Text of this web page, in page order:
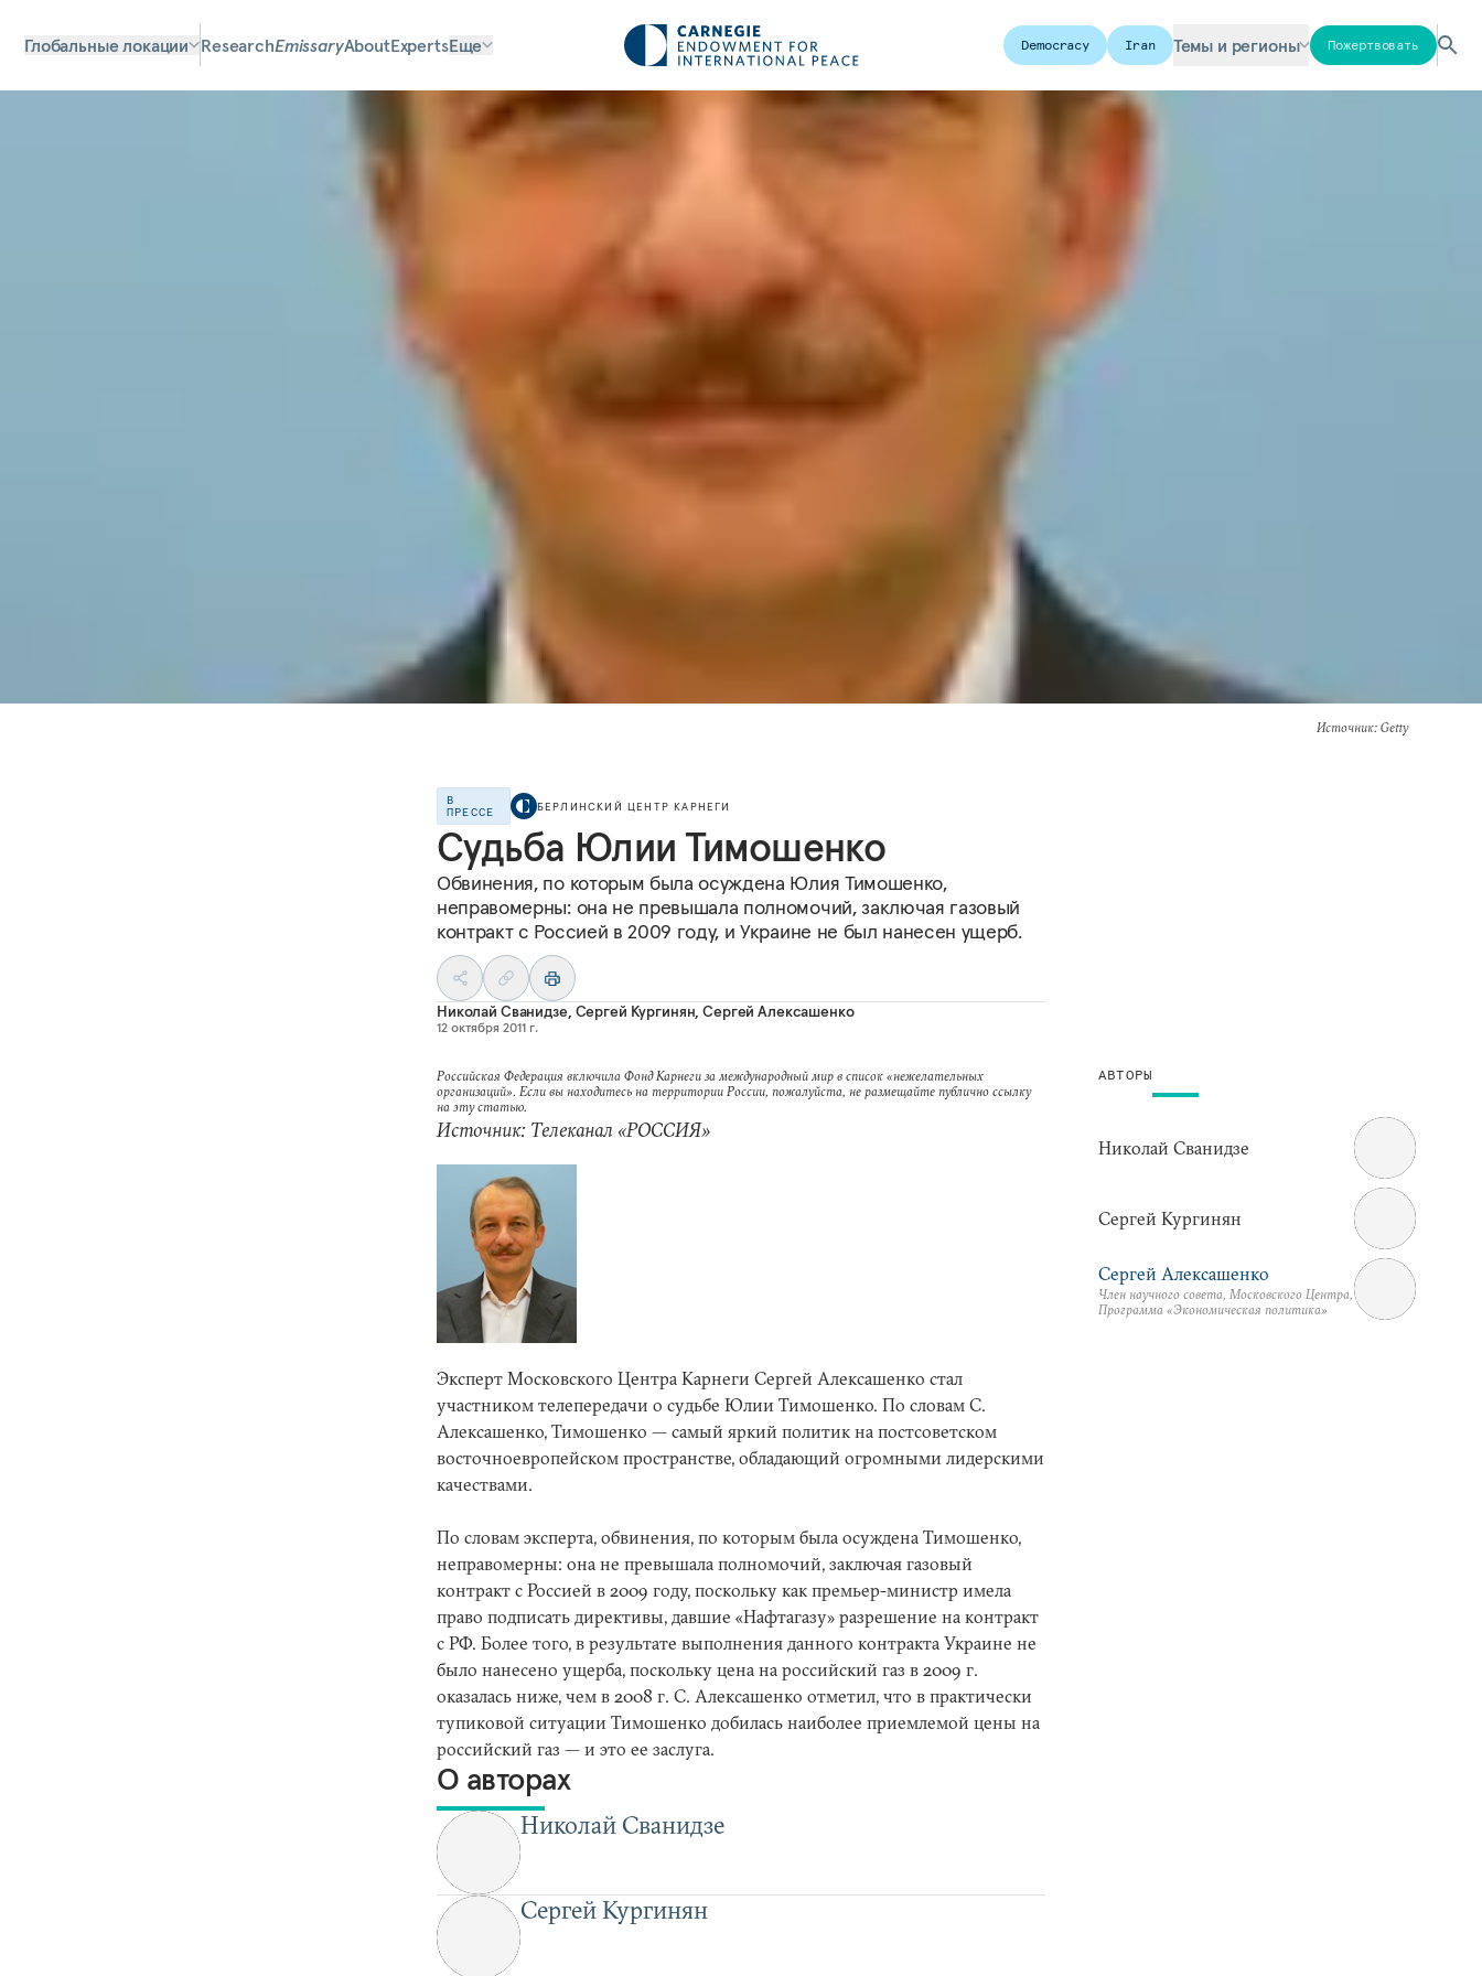
Глобальные локации ResearchEmissaryAboutExpertsЕще Democracy Iran Темы и регионы Пожертвовать
Источник: Getty
В
ПРЕССЕ
БЕРЛИНСКИЙ ЦЕНТР КАРНЕГИ
Судьба Юлии Тимошенко
Обвинения, по которым была осуждена Юлия Тимошенко,
неправомерны: она не превышала полномочий, заключая газовый
контракт с Россией в 2009 году, и Украине не был нанесен ущерб.
Николай Сванидзе, Сергей Кургинян,Сергей Алексашенко
12 октября 2011 г.
Российская Федерация включила Фонд Карнеги за международный мир в список «нежелательных
организаций». Если вы находитесь на территории России, пожалуйста, не размещайте публично ссылку
на эту статью.
Источник: Телеканал «РОССИЯ»
Эксперт Московского Центра Карнеги Сергей Алексашенко стал
участником телепередачи о судьбе Юлии Тимошенко. По словам С.
Алексашенко, Тимошенко — самый яркий политик на постсоветском
восточноевропейском пространстве, обладающий огромными лидерскими
качествами.
По словам эксперта, обвинения, по которым была осуждена Тимошенко,
неправомерны: она не превышала полномочий, заключая газовый
контракт с Россией в 2009 году, поскольку как премьер-министр имела
право подписать директивы, давшие «Нафтагазу» разрешение на контракт
с РФ. Более того, в результате выполнения данного контракта Украине не
было нанесено ущерба, поскольку цена на российский газ в 2009 г.
оказалась ниже, чем в 2008 г. С. Алексашенко отметил, что в практически
тупиковой ситуации Тимошенко добилась наиболее приемлемой цены на
российский газ — и это ее заслуга.
О авторах
Николай Сванидзе
Сергей Кургинян
АВТОРЫ
Николай Сванидзе
Сергей Кургинян
Сергей Алексашенко
Член научного совета, Московского Центра,
Программа «Экономическая политика»